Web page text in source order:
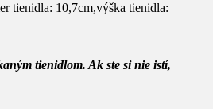
tienidla: 10,7cm,výška tienidla:
tienidlom. Ak ste si nie istí,